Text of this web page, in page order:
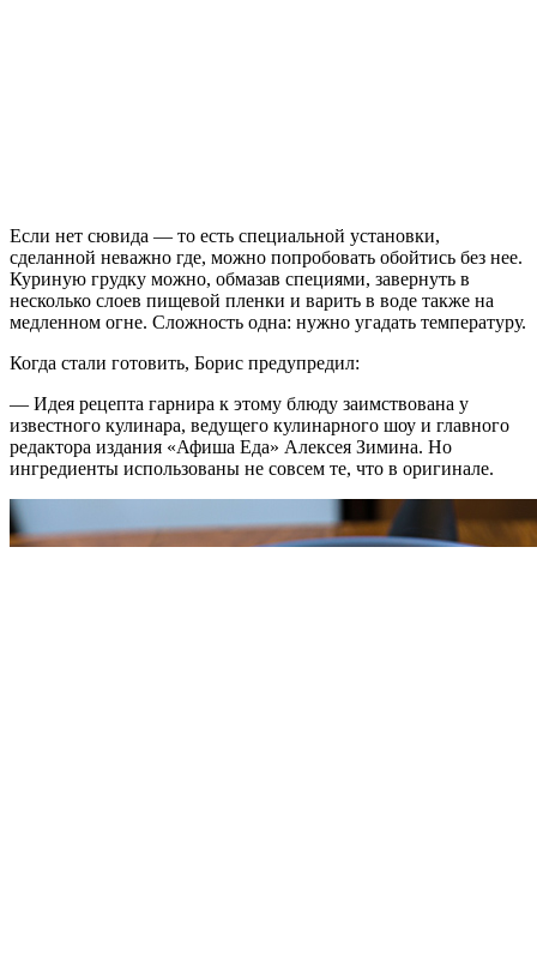
Если нет сювида — то есть специальной установки,
сделанной неважно где, можно попробовать обойтись без нее.
Куриную грудку можно, обмазав специями, завернуть в
несколько слоев пищевой пленки и варить в воде также на
медленном огне. Сложность одна: нужно угадать температуру.
Когда стали готовить, Борис предупредил:
— Идея рецепта гарнира к этому блюду заимствована у
известного кулинара, ведущего кулинарного шоу и главного
редактора издания «Афиша Еда» Алексея Зимина. Но
ингредиенты использованы не совсем те, что в оригинале.